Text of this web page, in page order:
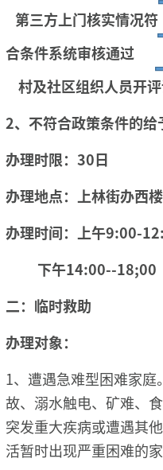
第三方上门核实情况符
合条件系统审核通过
村及社区组织人员开
2、不符合政策条件的
办理时限：30日
办理地点：上林街办西
办理时间：上午9:00-
下午14:00--18;00
二：临时救助
办理对象：
1、遭遇急难型困难家
故、溺水触电、矿难、
突发重大疾病或遭遇其
活暂时出现严重困难的家